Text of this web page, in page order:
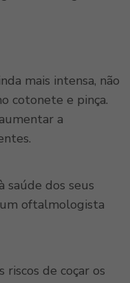
mais intensa, não
cotonete e pinça.
a
saúde dos seus
oftalmologista
riscos de coçar os